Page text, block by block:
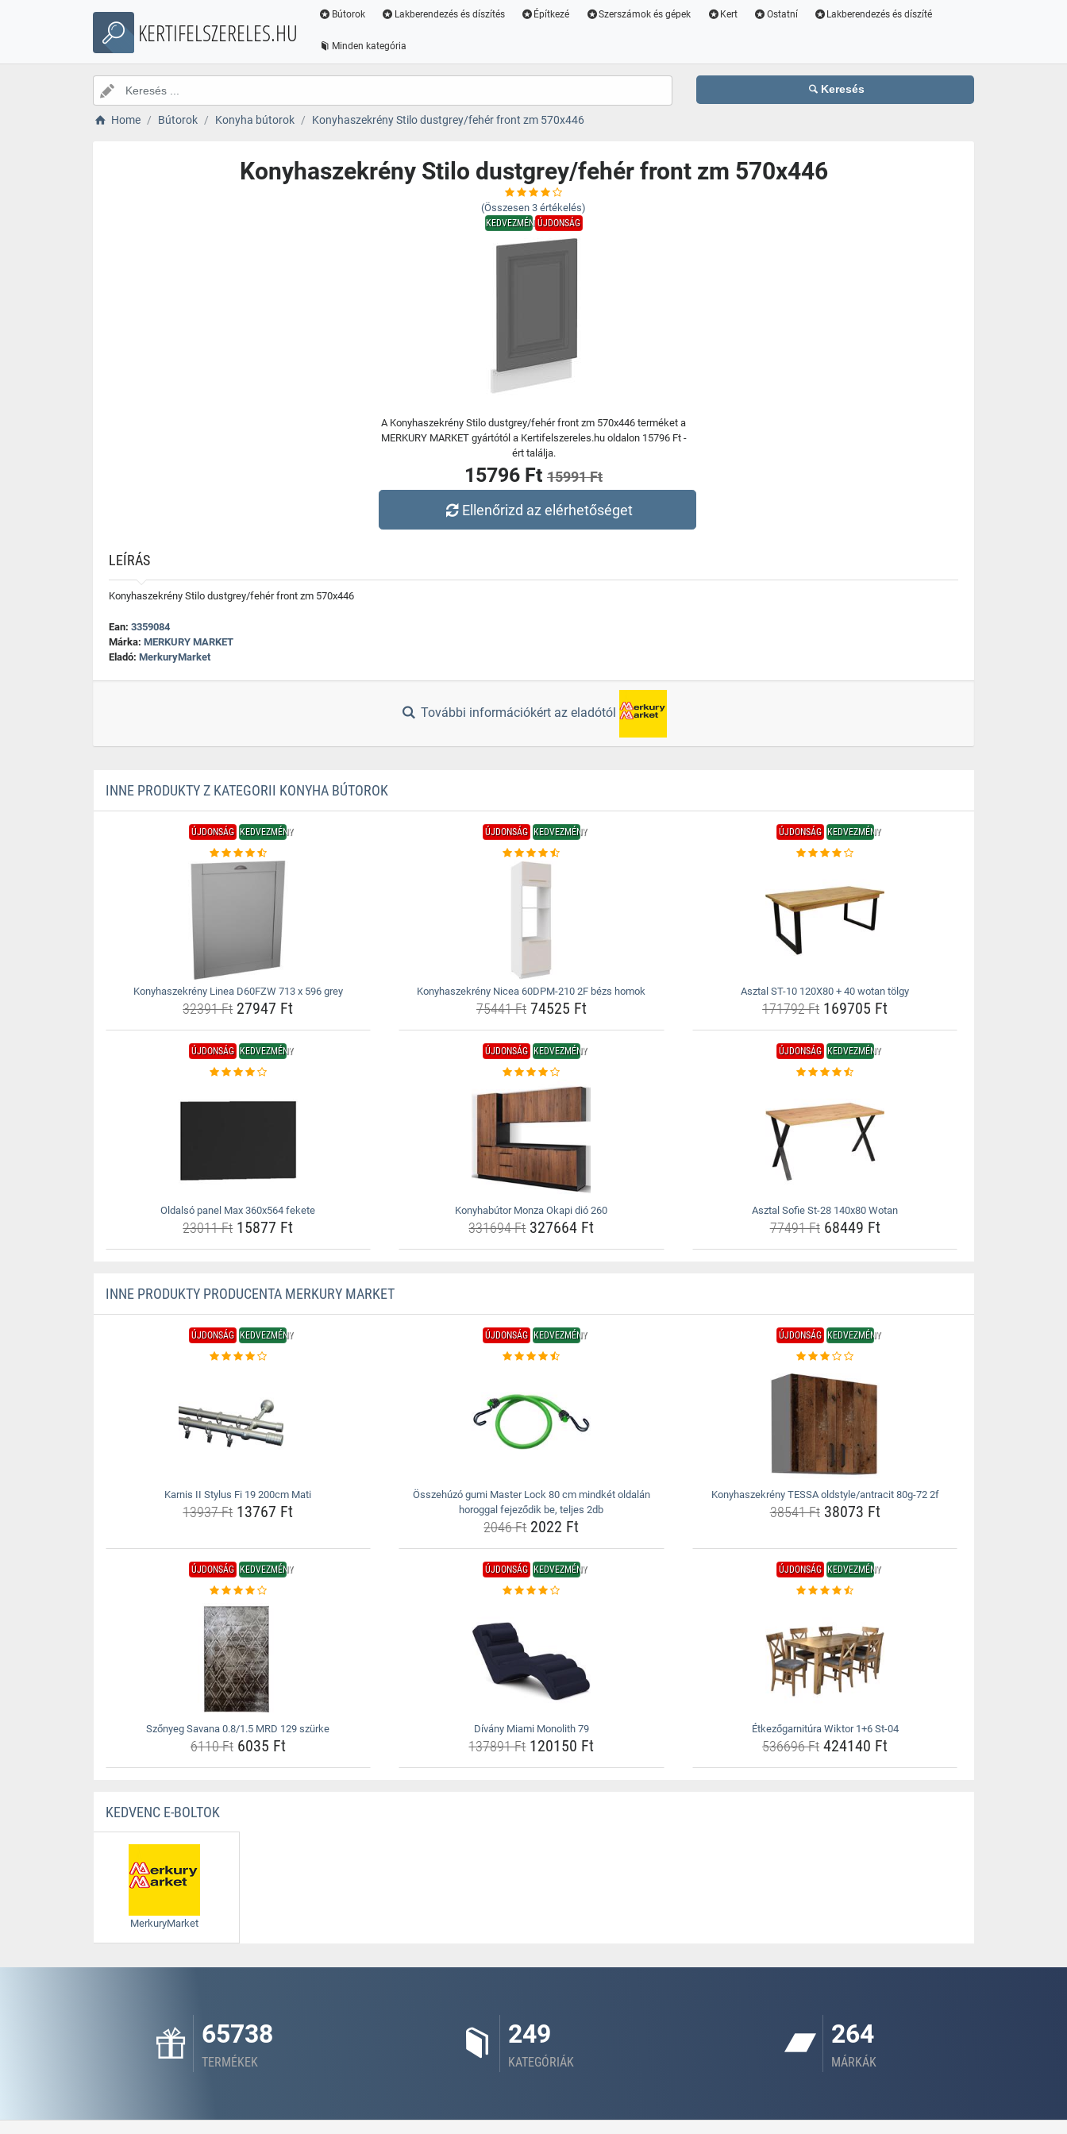
KERTIFELSZERELES.HU
Bútorok Lakberendezés és díszítés Építkezé Szerszámok és gépek Kert Ostatní Lakberendezés és díszíté
Minden kategória
Keresés
Home Bútorok Konyha bútorok Konyhaszekrény Stilo dustgrey/fehér front zm 570x446
Konyhaszekrény Stilo dustgrey/fehér front zm 570x446
(Összesen 3 értékelés)
KEDVEZMÉNYÚJDONSÁG
A Konyhaszekrény Stilo dustgrey/fehér front zm 570x446 terméket a
MERKURY MARKET gyártótól a Kertifelszereles.hu oldalon 15796 Ft -
ért találja.
15796 Ft 15991 Ft
Ellenőrizd az elérhetőséget
LEÍRÁS
Konyhaszekrény Stilo dustgrey/fehér front zm 570x446
Ean: 3359084
Márka: MERKURY MARKET
Eladó: MerkuryMarket
További információkért az eladótól
INNE PRODUKTY Z KATEGORII KONYHA BÚTOROK
ÚJDONSÁG KEDVEZMÉNY
Konyhaszekrény Linea D60FZW 713 x 596 grey
32391 Ft27947 Ft
ÚJDONSÁG KEDVEZMÉNY
Konyhaszekrény Nicea 60DPM-210 2F bézs homok
75441 Ft74525 Ft
ÚJDONSÁG KEDVEZMÉNY
Asztal ST-10 120X80 + 40 wotan tölgy
171792 Ft 169705 Ft
ÚJDONSÁG KEDVEZMÉNY
Oldalsó panel Max 360x564 fekete
23011 Ft15877 Ft
ÚJDONSÁG KEDVEZMÉNY
Konyhabútor Monza Okapi dió 260
331694 Ft327664 Ft
ÚJDONSÁG KEDVEZMÉNY
Asztal Sofie St-28 140x80 Wotan
77491 Ft68449 Ft
INNE PRODUKTY PRODUCENTA MERKURY MARKET
ÚJDONSÁG KEDVEZMÉNY
Karnis II Stylus Fi 19 200cm Mati
13937 Ft13767 Ft
ÚJDONSÁG KEDVEZMÉNY
Összehúzó gumi Master Lock 80 cm mindkét oldalán
horoggal fejeződik be, teljes 2db
2046 Ft2022 Ft
ÚJDONSÁG KEDVEZMÉNY
Konyhaszekrény TESSA oldstyle/antracit 80g-72 2f
38541 Ft38073 Ft
ÚJDONSÁG KEDVEZMÉNY
Szőnyeg Savana 0.8/1.5 MRD 129 szürke
6110 Ft6035 Ft
ÚJDONSÁG KEDVEZMÉNY
Dívány Miami Monolith 79
137891 Ft120150 Ft
ÚJDONSÁG KEDVEZMÉNY
Étkezőgarnitúra Wiktor 1+6 St-04
536696 Ft 424140 Ft
KEDVENC E-BOLTOK
MerkuryMarket
65738
TERMÉKEK
249
KATEGÓRIÁK
264
MÁRKÁK